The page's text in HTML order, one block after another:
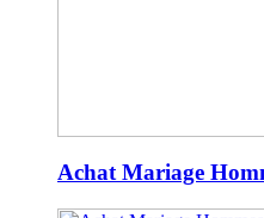
Achat Mariage